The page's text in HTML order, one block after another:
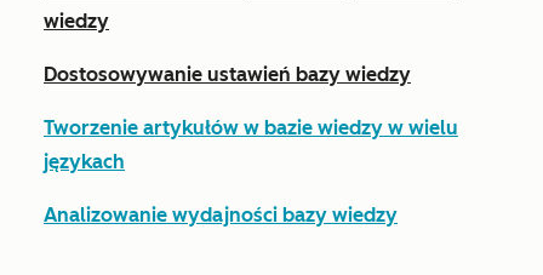
wiedzy
Dostosowywanie ustawień bazy wiedzy
Tworzenie artykułów w bazie wiedzy w wielu
językach
Analizowanie wydajności bazy wiedzy